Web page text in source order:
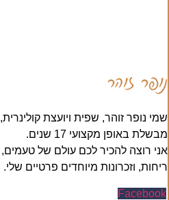
נופר זוהר
שמי נופר זוהר, שפית ויועצת קולינרית,
מבשלת באופן מקצועי 17 שנים.
אני רוצה להכיר לכם עולם של טעמים,
ריחות, וזכרונות מיוחדים פרטיים שלי.
Facebook